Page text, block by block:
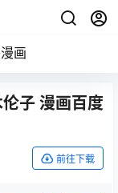
画
子 漫画百度
前往下载